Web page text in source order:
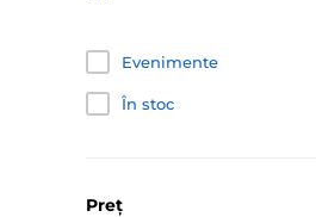
Evenimente
În stoc
Preț